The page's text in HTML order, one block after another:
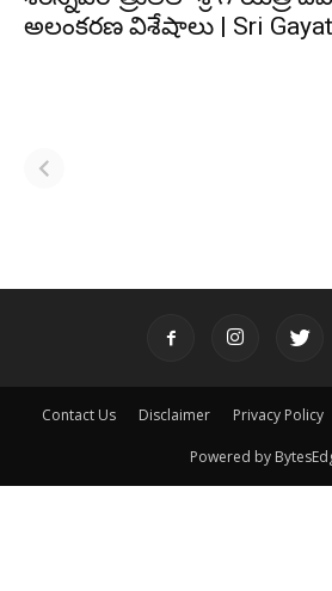
అలంకరణ విశేషాలు | Sri
పితృదేవతల ఆశీర్వాదం
Contact Us Disclaimer Privacy Policy
Powered by